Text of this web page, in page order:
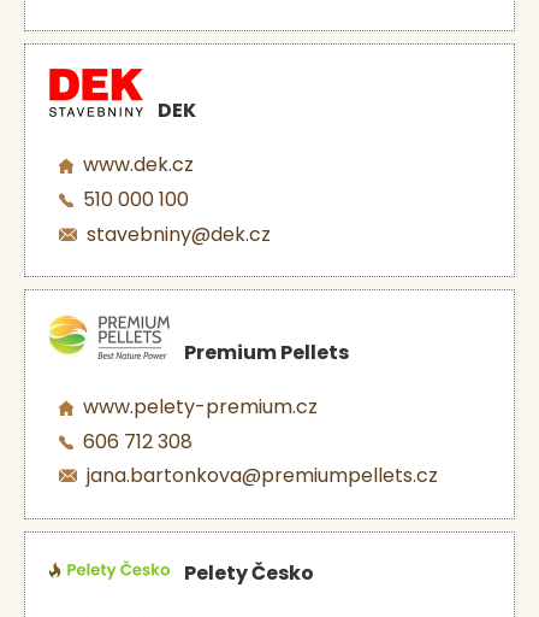
DEK
www.dek.cz
510 000 100
stavebniny@dek.cz
Premium Pellets
www.pelety-premium.cz
606 712 308
jana.bartonkova@premiumpellets.cz
Pelety Česko